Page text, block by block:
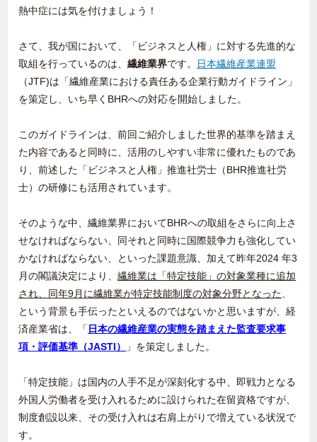
熱中症には気を付けましょう！
さて、我が国において、「ビジネスと人権」に対する先進的な
取組を行っているのは、繊維業界です。
日本繊維産業連盟
（JTF)は「繊維産業における責任ある企業行動ガイドライン」
を策定し、いち早く BHRへの対応を開始しました。
このガイドラインは、前回ご紹介しました世界的基準を踏まえ
た内容であると同時に、活用のしやすい非常に優れたものであ
り、前述した「ビジネスと人権」推進社労士（BHR推進社労
士）の研修にも活用されています。
そのような中、繊維業界においてBHRへの取組をさらに向上さ
せなければならない、同それと同時に国際競争力も強化してい
かなければならない、といった課題意識、加えて昨年2024年3
月の閣議決定により、繊維業は「特定技能」の対象業種に追加
され、同年9月に繊維業が特定技能制度の対象分野となった
という背景も手伝ったといえるのではないかと思いますが、経
済産業省は、「 日本の繊維産業の実態を踏まえた監査要求事
項・評価基準（JASTI）
」を策定しました。
「特定技能」は国内の人手不足が深刻化する中、即戦力となる
外国人労働者を受け入れるために設けられた在留資格ですが、
制度創設以来、その受け入れは右肩上がりで増えている状況で
す。